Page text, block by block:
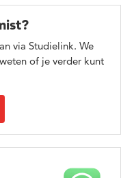
via Studielink. We
of je verder kunt